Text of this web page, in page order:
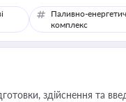
Паливно-
комплекс
здійснення та